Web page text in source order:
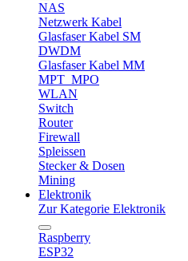
NAS
Netzwerk Kabel
Glasfaser Kabel SM
DWDM
Glasfaser Kabel MM
MPT_MPO
WLAN
Switch
Router
Firewall
Spleissen
Stecker & Dosen
Mining
Elektronik
Zur Kategorie Elektronik
Raspberry
ESP32